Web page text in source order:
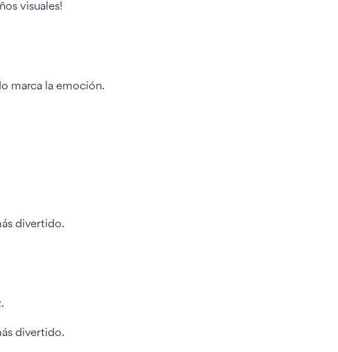
visuales!
marca la emoción.
divertido.
divertido.